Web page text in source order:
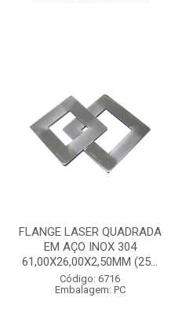
FLANGE LASER QUADRADA
EM AÇO INOX 304
61,00X26,00X2,50MM (25...
Código: 6716
Embalagem: PC